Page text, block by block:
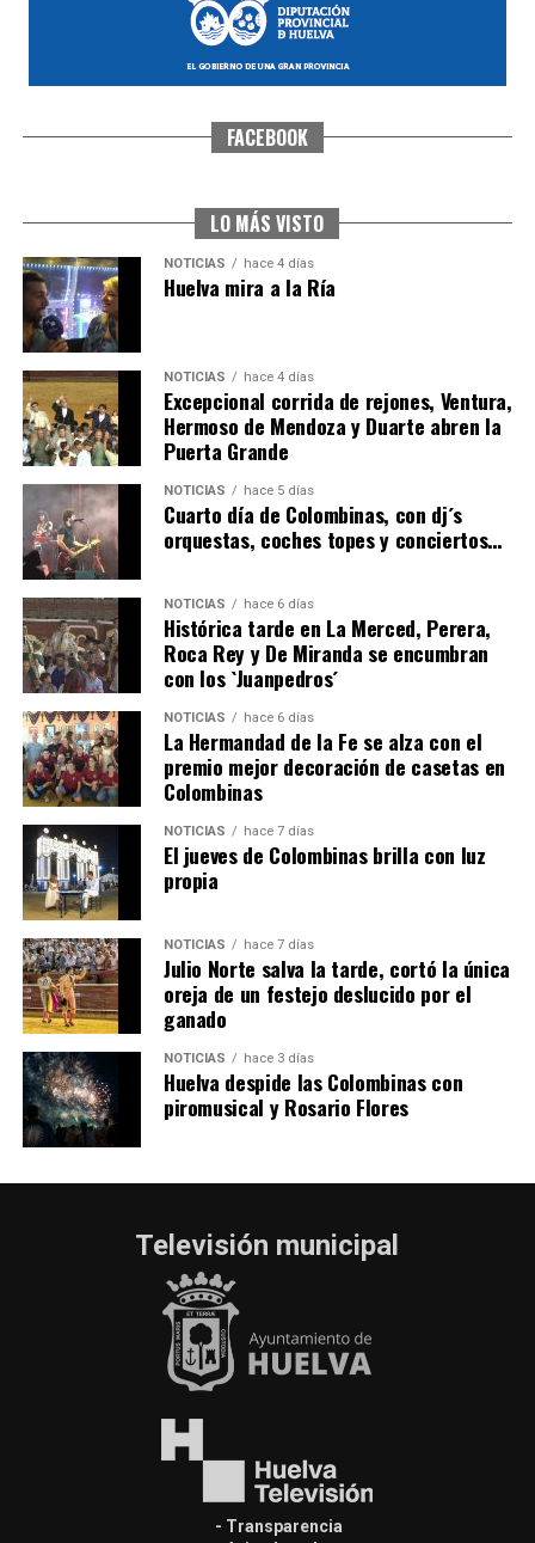
CUARTA CORRIDA DE LAS FIESTAS COLOMBINAS
4º DÍA DE LAS FIESTAS COLOMBINAS 2026
hace 5 días Huelvatv
SEXTA CORRIDA DE LAS FIESTAS COLOMBINAS
2026
hace 3 días· Huelvatv
FACEBOOK
LO MÁS VISTO
NOTICIAS hace 4 días
Huelva mira a la Ría
NOTICIAS hace 4 días
Excepcional corrida de rejones, Ventura,
Hermoso de Mendoza y Duarte abren la
Puerta Grande
NOTICIAS hace 5 días
Cuarto día de Colombinas, con dj´s
orquestas, coches topes y conciertos…
NOTICIAS hace 6 días
Histórica tarde en La Merced, Perera,
Roca Rey y De Miranda se encumbran
con los `Juanpedros´
NOTICIAS hace 6 días
La Hermandad de la Fe se alza con el
premio mejor decoración de casetas en
Colombinas
NOTICIAS hace 7 días
El jueves de Colombinas brilla con luz
propia
NOTICIAS hace 7 días
Julio Norte salva la tarde, cortó la única
oreja de un festejo deslucido por el
ganado
NOTICIAS hace 3 días
Huelva despide las Colombinas con
piromusical y Rosario Flores
Televisión municipal
- Transparencia